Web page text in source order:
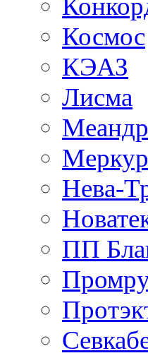
Космос
КЭАЗ
Лисма
Меандр
Нева-
ПП